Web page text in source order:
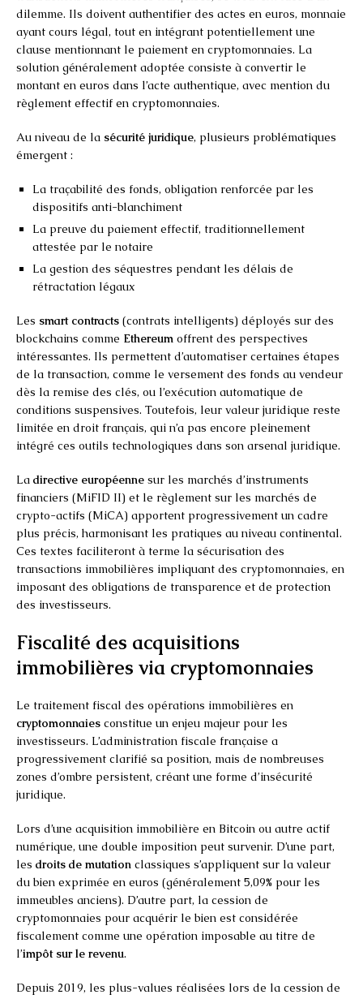
dilemme. Ils doivent authentifier des actes en euros, monnaie
ayant cours légal, tout en intégrant potentiellement une
clause mentionnant le paiement en cryptomonnaies. La
solution généralement adoptée consiste à convertir le
montant en euros dans l’acte authentique, avec mention du
règlement effectif en cryptomonnaies.
Au niveau de la sécurité juridique, plusieurs problématiques
émergent :
La traçabilité des fonds, obligation renforcée par les
dispositifs anti-blanchiment
La preuve du paiement effectif, traditionnellement
attestée par le notaire
La gestion des séquestres pendant les délais de
rétractation légaux
Les smart contracts (contrats intelligents) déployés sur des
blockchains comme Ethereum offrent des perspectives
intéressantes. Ils permettent d’automatiser certaines étapes
de la transaction, comme le versement des fonds au vendeur
dès la remise des clés, ou l’exécution automatique de
conditions suspensives. Toutefois, leur valeur juridique reste
limitée en droit français, qui n’a pas encore pleinement
intégré ces outils technologiques dans son arsenal juridique.
La directive européenne sur les marchés d’instruments
financiers (MiFID II) et le règlement sur les marchés de
crypto-actifs (MiCA) apportent progressivement un cadre
plus précis, harmonisant les pratiques au niveau continental.
Ces textes faciliteront à terme la sécurisation des
transactions immobilières impliquant des cryptomonnaies, en
imposant des obligations de transparence et de protection
des investisseurs.
Fiscalité des acquisitions
immobilières via cryptomonnaies
Le traitement fiscal des opérations immobilières en
cryptomonnaies constitue un enjeu majeur pour les
investisseurs. L’administration fiscale française a
progressivement clarifié sa position, mais de nombreuses
zones d’ombre persistent, créant une forme d’insécurité
juridique.
Lors d’une acquisition immobilière en Bitcoin ou autre actif
numérique, une double imposition peut survenir. D’une part,
les droits de mutation classiques s’appliquent sur la valeur
du bien exprimée en euros (généralement 5,09% pour les
immeubles anciens). D’autre part, la cession de
cryptomonnaies pour acquérir le bien est considérée
fiscalement comme une opération imposable au titre de
l’impôt sur le revenu.
Depuis 2019, les plus-values réalisées lors de la cession de